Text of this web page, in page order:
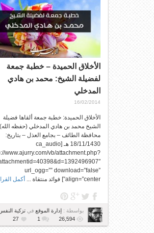
الأخلاق الحميدة – خطبة جمعة
لفضيلة الشيخ: محمد بن هادي
المدخلي
16/02/2014
الأخلاق الحميدة: خطبة جمعة ألقاها فضيلة
الشيخ محمد بن هادي المدخلي (حفظه
محافظة الطائف – بجامع العذل – بتاريخ:
18/11/1430 هـ [ca_audio
www.ajurry.com/vb/attachment.php?
url_ogg=”” download=”false”
align=”center”] فوائد منتقاة ...
أكمل
بواسطة : إدارة الموقعفيتزكية
26,594
1
27